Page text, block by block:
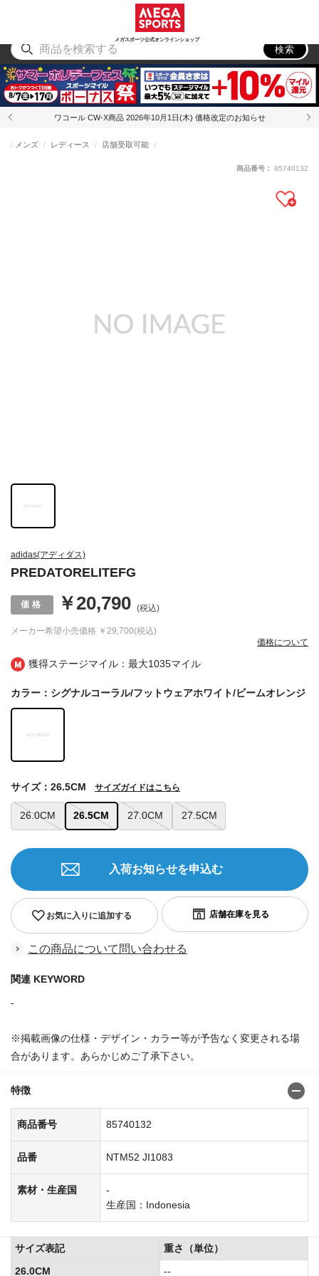
メガスポーツ公式オンラインショップ
アウトドア
検索
ワコール CW-X商品 2026年10月1日(木) 価格改定のお知らせ
獲得ステージマイル：最大1035マイル
adidas(アディダス)
PREDATORELITEFG
メンズ レディース 店舗受取可能
メーカー希望小売価格 ￥29,700(税込)
￥20,790 (税込)
価格について
商品番号： 85740132
カラー：シグナルコーラル/フットウェアホワイト/ビームオレンジ
26.0CM 26.5CM 27.0CM 27.5CM
サイズ：26.5CM サイズガイドはこちら
お気に入りに追加する
入荷お知らせを申込む
この商品について問い合わせる
関連 KEYWORD
-
※掲載画像の仕様・デザイン・カラー等が予告なく変更される場
合があります。あらかじめご了承下さい。
特徴
商品番号 85740132
品番 NTM52 JI1083
素材・生産国
-
生産国：Indonesia
サイズ表記
重さ（単位）
26.0CM
--